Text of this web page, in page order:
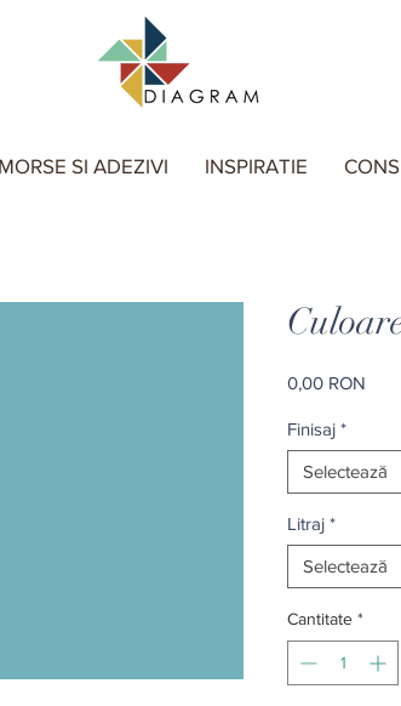
SI ADEZIVI INSPIRATIE
0,00 RON
Finisaj *
Selectează
Litraj *
Selectează
Cantitate *